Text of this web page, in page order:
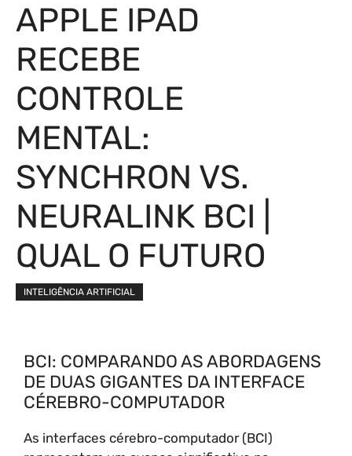
APPLE IPAD
RECEBE
CONTROLE
MENTAL:
SYNCHRON VS.
NEURALINK BCI |
QUAL O FUTURO
INTELIGÊNCIA ARTIFICIAL
BCI: COMPARANDO AS ABORDAGENS
DE DUAS GIGANTES DA INTERFACE
CÉREBRO-COMPUTADOR
As interfaces cérebro-computador (BCI)